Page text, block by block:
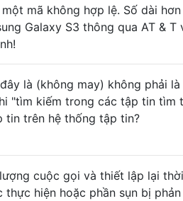
mã không hợp lệ. Số dài
Galaxy S3 thông qua AT &
là (không may) không phải
"tìm kiếm trong các tập tin tìm
tin trên hệ thống tập tin?
cuộc gọi và thiết lập lại
hiện hoặc phần sụn bị phản